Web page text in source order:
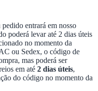
entrará em nosso
poderá levar até 2 dias úteis
no momento da
ou Sedex, o código de
mas poderá ser
em até 2 dias úteis,
do código no momento da